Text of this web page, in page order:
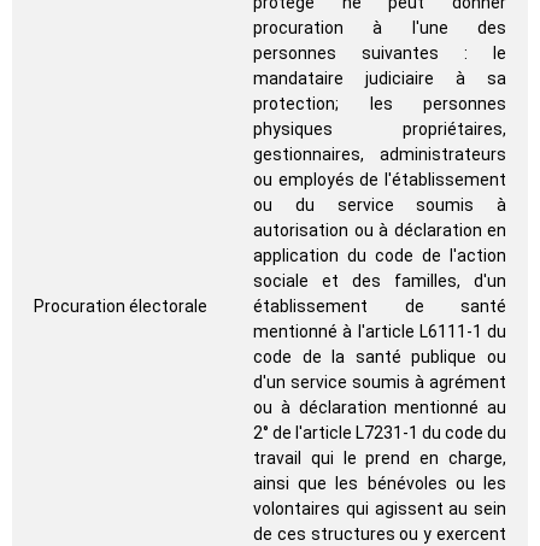
Procuration électorale
procuration à l'une des
personnes suivantes : le
mandataire judiciaire à sa
protection; les personnes
physiques propriétaires,
gestionnaires, administrateurs
ou employés de l'établissement
ou du service soumis à
autorisation ou à déclaration en
application du code de l'action
sociale et des familles, d'un
établissement de santé
mentionné à l'article L6111-1 du
code de la santé publique ou
d'un service soumis à agrément
ou à déclaration mentionné au
2° de l'article L7231-1 du code du
travail qui le prend en charge,
ainsi que les bénévoles ou les
volontaires qui agissent au sein
de ces structures ou y exercent